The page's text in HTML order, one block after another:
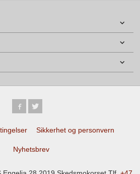
Sikkerhet og personvern
Nyhetsbrev